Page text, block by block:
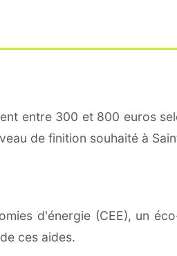
entre 300 et 800 euros
de finition souhaité à
d'énergie (CEE), un
ces aides.